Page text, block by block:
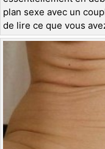
plan sexe avec un
de lire ce que vous